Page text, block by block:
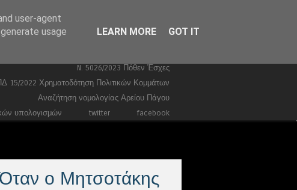
Ευρωεκλογές 2024
Ποινικά Τέμπη
Συντάγματα
N. 5026/2023 Πόθεν Έσχες
15/2022 Χρηματοδότηση Πολιτικών Κομμάτων
Αναζήτηση νομολογίας Αρείου Πάγου
υπολογισμών
twitter facebook
ο Μητσοτάκης
user-agent
usage
LEARN MORE GOT IT